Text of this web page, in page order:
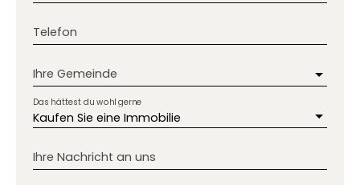
Telefon
Ihre Gemeinde
Kaufen Sie eine Immobilie
Das hättest du wohl gerne
Ihre Nachricht an uns